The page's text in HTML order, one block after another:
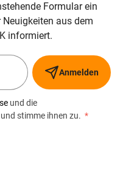
Formular ein
aus dem
informiert.
Anmelden
und die
stimme ihnen zu. *